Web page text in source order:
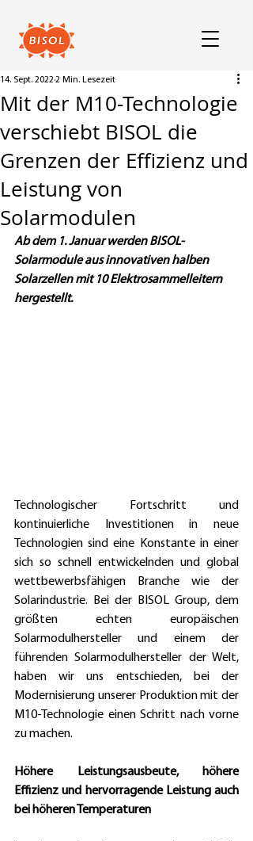
Mit der M10-Technologie
verschiebt BISOL die
Grenzen der Effizienz und
Leistung von
Solarmodulen
14. Sept. 20222 Min. Lesezeit
Ab dem 1. Januar werden BISOL-
Solarmodule aus innovativen halben
Solarzellen mit 10 Elektrosammelleitern
hergestellt.
Technologischer Fortschritt und
kontinuierliche Investitionen in neue
Technologien sind eine Konstante in einer
sich so schnell entwickelnden und global
wettbewerbsfähigen Branche wie der
Solarindustrie. Bei der BISOL Group, dem
größten echten europäischen
Solarmodulhersteller und einem der
führenden Solarmodulhersteller der Welt,
haben wir uns entschieden, bei der
Modernisierung unserer Produktion mit der
M10-Technologie einen Schritt nach vorne
zu machen.
Höhere Leistungsausbeute, höhere
Effizienz und hervorragende Leistung auch
bei höheren Temperaturen